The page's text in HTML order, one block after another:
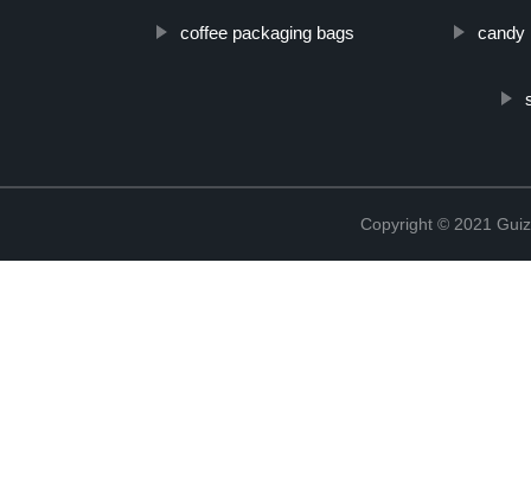
coffee packaging bags candy
Copyright © 2021